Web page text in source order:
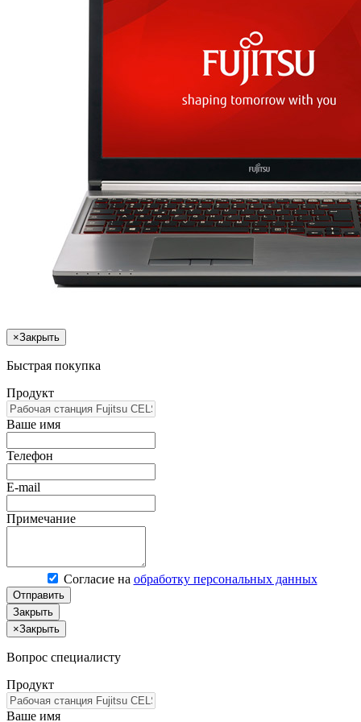
×Закрыть
Быстрая покупка
Продукт
Ваше имя
Телефон
E-mail
Примечание
Согласие на обработку персональных данных
Отправить
Закрыть
×Закрыть
Вопрос специалисту
Продукт
Ваше имя